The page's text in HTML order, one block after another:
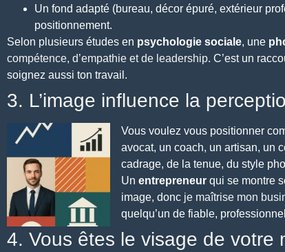
Un fond adapté (bureau, décor épuré, extérieur
positionnement.
Selon plusieurs études en psychologie sociale, une
compétence, d’empathie et de leadership. C’est un
soignez aussi ton travail.
3. L’image influence la
Vous voulez vous positionner
avocat, un coach, un artisan, un
cadrage, de la tenue, du style
Un entrepreneur qui se montre
image, donc je maîtrise mon
quelqu’un de fiable,
4. Vous êtes le visage de votre